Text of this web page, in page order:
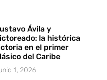
Ávila y
la histórica
en el primer
del Caribe
1, 2026